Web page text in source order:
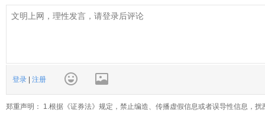
登录 注册
郑重声明： 1.根据《证券法》规定，禁止编造、传播虚假信息或者误导性信息，